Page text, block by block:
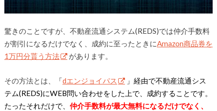
驚きのことですが、不動産流通システム(REDS)では仲介手数料
が割引になるだけでなく、成約に至ったときにAmazon商品券を
1万円分貰う方法
があります。
その方法とは、 「dエンジョイパス
」経由で不動産流通シス
テム(REDS)にWEB問い合わせをした上で、成約することです。
たったそれだけで、 仲介手数料が最大無料になるだけでなく、